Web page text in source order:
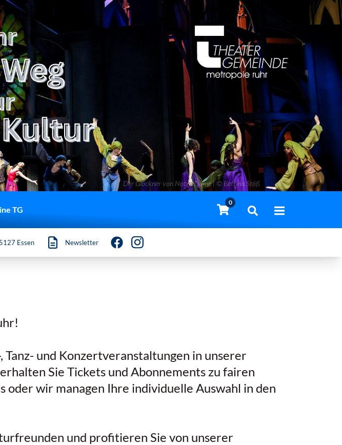
Der Glöckner von Notre-Dame | © Bettina Stöß
TG
0
Essen Newsletter
und Konzertveranstaltungen in unserer
Sie Tickets und Abonnements zu fairen
wir managen Ihre individuelle Auswahl in den
und profitieren Sie von unserer